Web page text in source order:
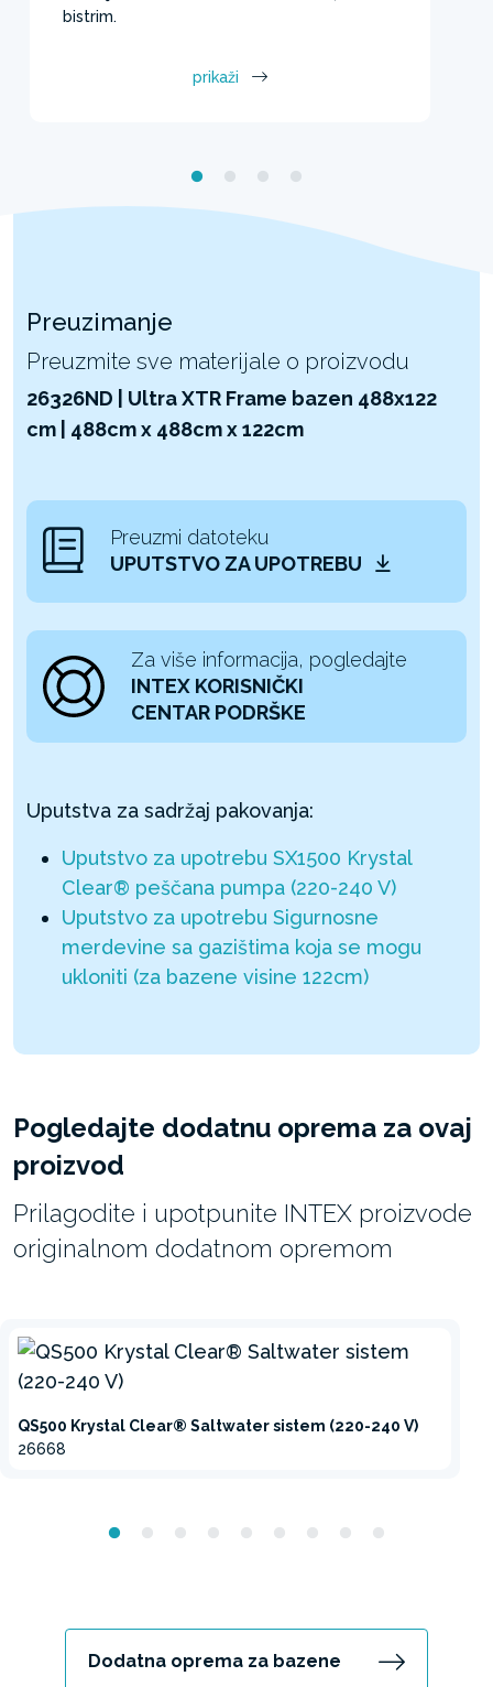
bistrim.
prikaži
Preuzimanje
Preuzmite sve materijale o proizvodu
26326ND | Ultra XTR Frame bazen 488x122
cm | 488cm x 488cm x 122cm
Preuzmi datoteku
UPUTSTVO ZA UPOTREBU
Za više informacija, pogledajte
INTEX KORISNIČKI
CENTAR PODRŠKE
Uputstva za sadržaj pakovanja:
Uputstvo za upotrebu SX1500 Krystal
Clear® peščana pumpa (220-240 V)
Uputstvo za upotrebu Sigurnosne
merdevine sa gazištima koja se mogu
ukloniti (za bazene visine 122cm)
Pogledajte dodatnu oprema za ovaj
proizvod
Prilagodite i upotpunite INTEX proizvode
originalnom dodatnom opremom
QS500 Krystal Clear® Saltwater sistem (220-240 V)
26668
Dodatna oprema za bazene